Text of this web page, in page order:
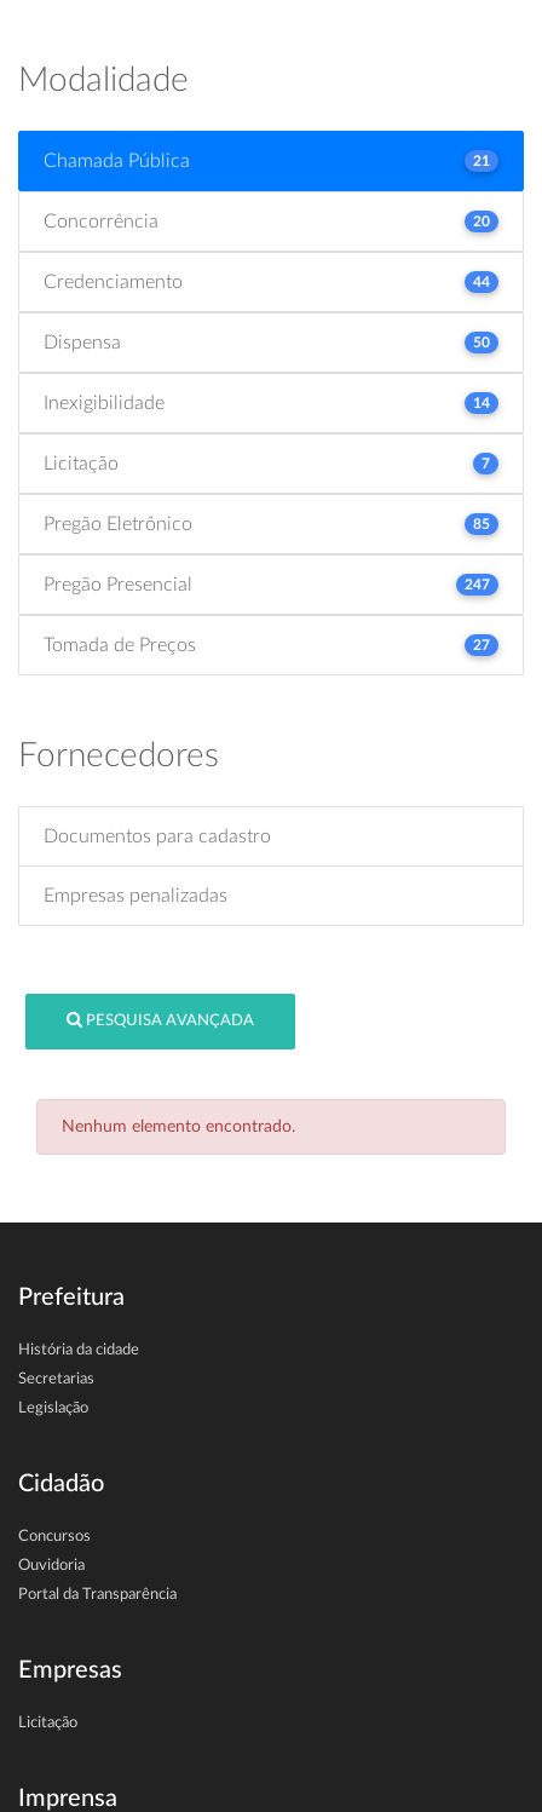
Modalidade
Chamada Pública 21
Concorrência 20
Credenciamento 44
Dispensa 50
Inexigibilidade 14
Licitação 7
Pregão Eletrônico 85
Pregão Presencial 247
Tomada de Preços 27
Fornecedores
Documentos para cadastro
Empresas penalizadas
PESQUISA AVANÇADA
Nenhum elemento encontrado.
Prefeitura
História da cidade
Secretarias
Legislação
Cidadão
Concursos
Ouvidoria
Portal da Transparência
Empresas
Licitação
Imprensa